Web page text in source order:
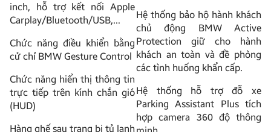
inch, hỗ trợ kết nối Apple
Carplay/Bluetooth/USB,…
Chức năng điều khiển bằng
cử chỉ BMW Gesture Control
Chức năng hiển thị thông tin
trực tiếp trên kính chắn gió
(HUD)
Hàng ghế sau trang bị tủ lạnh
Hệ thống bảo hộ hành khách
chủ động BMW Active
Protection giữ cho hành
khách an toàn và đề phòng
các tình huống khẩn cấp.
Hệ thống hỗ trợ đỗ xe
Parking Assistant Plus tích
hợp camera 360 độ thông